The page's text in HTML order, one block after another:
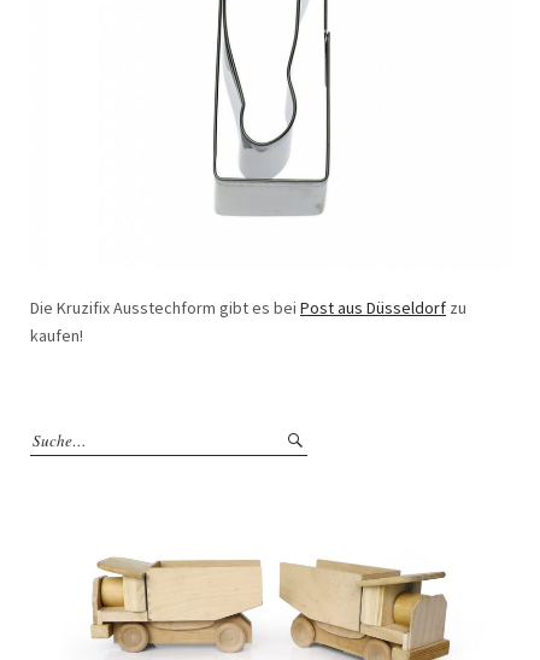
Die Kruzifix Ausstechform gibt es bei Post aus Düsseldorf zu
kaufen!